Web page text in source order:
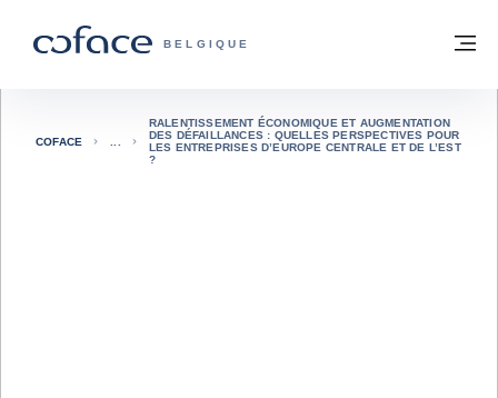
COFACE, FOR TRADE - PAGE
BELGIQUE
Retour à la page d'accueil
COFACE
RALENTISSEMENT ÉCONOMIQUE ET AUGMENTATION
DES DÉFAILLANCES : QUELLES PERSPECTIVES POUR
LES ENTREPRISES D’EUROPE CENTRALE ET DE L’EST
?